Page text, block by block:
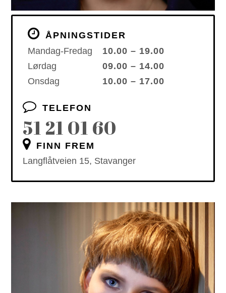
ÅPNINGSTIDER
Mandag-Fredag
10.00 – 19.00
Lørdag
09.00 – 14.00
Onsdag
10.00 – 17.00
TELEFON
51 21 01 60
FINN FREM
Langflåtveien 15, Stavanger